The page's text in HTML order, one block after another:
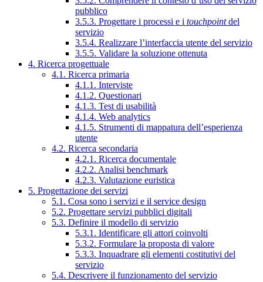
pubblico
3.5.3. Progettare i processi e i touchpointdel
servizio
3.5.4. Realizzare l’interfaccia utente del servizio
3.5.5. Validare la soluzione ottenuta
4. Ricerca progettuale
4.1. Ricerca primaria
4.1.1. Interviste
4.1.2. Questionari
4.1.3. Test di usabilità
4.1.4. Web analytics
4.1.5. Strumenti di mappatura dell’esperienza
utente
4.2. Ricerca secondaria
4.2.1. Ricerca documentale
4.2.2. Analisi benchmark
4.2.3. Valutazione euristica
5. Progettazione dei servizi
5.1. Cosa sono i servizi e il service design
5.2. Progettare servizi pubblici digitali
5.3. Definire il modello di servizio
5.3.1. Identificare gli attori coinvolti
5.3.2. Formulare la proposta di valore
5.3.3. Inquadrare gli elementi costitutivi del
servizio
5.4. Descrivere il funzionamento del servizio